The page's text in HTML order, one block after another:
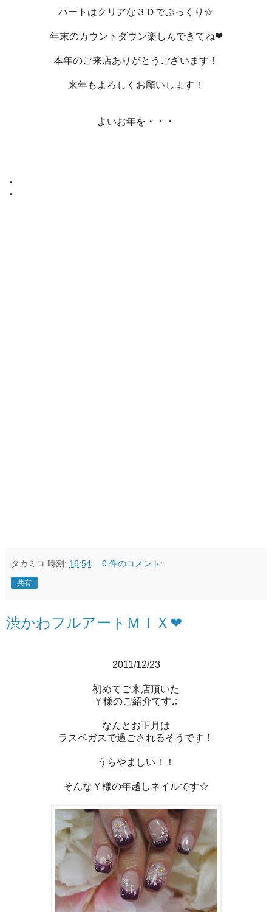
ハートはクリアな３Ｄでぷっくり☆
年末のカウントダウン楽しんできてね❤
本年のご来店ありがとうございます！
来年もよろしくお願いします！
よいお年を・・・
・
・
タカミコ 時刻: 16:54 0 件のコメント:
共有
渋かわフルアートＭＩＸ❤
2011/12/23
初めてご来店頂いた
Ｙ様のご紹介です♫
なんとお正月は
ラスベガスで過ごされるそうです！
うらやましい！！
そんなＹ様の年越しネイルです☆